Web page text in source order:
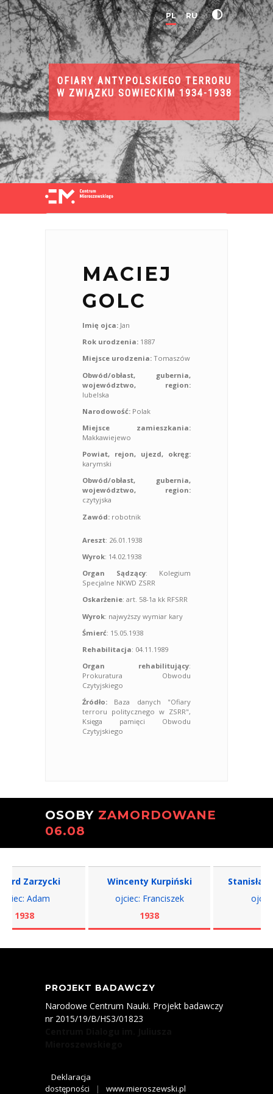
PL RU
OFIARY ANTYPOLSKIEGO TERRORU
W ZWIĄZKU SOWIECKIM 1934-1938
MACIEJ
GOLC
Imię ojca: Jan
Rok urodzenia: 1887
Miejsce urodzenia: Tomaszów
Obwód/obłast, gubernia,
województwo, region:
lubelska
Narodowość: Polak
Miejsce zamieszkania:
Makkawiejewo
Powiat, rejon, ujezd, okręg:
karymski
Obwód/obłast, gubernia,
województwo, region:
czytyjska
Zawód: robotnik
Areszt: 26.01.1938
Wyrok: 14.02.1938
Organ Sądzący: Kolegium
Specjalne NKWD ZSRR
Oskarżenie: art. 58-1a kk RFSRR
Wyrok: najwyższy wymiar kary
Śmierć: 15.05.1938
Rehabilitacja: 04.11.1989
Organ rehabilitujący:
Prokuratura Obwodu
Czytyjskiego
Źródło: Baza danych "Ofiary
terroru politycznego w ZSRR",
Księga pamięci Obwodu
Czytyjskiego
OSOBY ZAMORDOWANE
06.08
Zarzycki
Adam
1938
Wincenty Kurpiński
ojciec: Franciszek
1938
Stanisław
ojciec:
PROJEKT BADAWCZY
Narodowe Centrum Nauki. Projekt badawczy
nr 2015/19/B/HS3/01823
Deklaracja
dostępności
| www.mieroszewski.pl